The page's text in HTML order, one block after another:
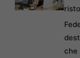
che